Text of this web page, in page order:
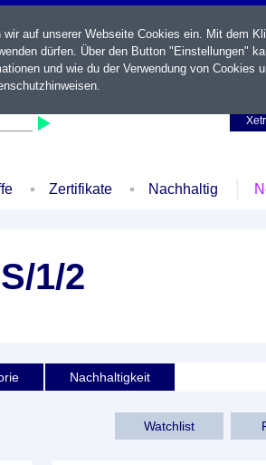
Zertifikate Nachhaltig
1/2
Nachhaltigkeit
Watchlist
auf unserer Webseite Cookies ein. Mit dem
dürfen. Über den Button "Einstellungen"
und wie du der Verwendung von Cookies
.